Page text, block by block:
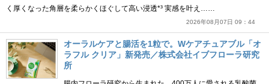
く厚くなった角層を柔らかくほぐして高い浸透*³ 実感を叶え……
2026年08月07日 09：44
オーラルケアと腸活を1粒で。Wケアチュアブル「オ
ラフル クリア」新発売／株式会社イブフローラ研究
所